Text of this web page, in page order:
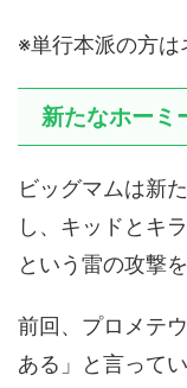
※単行本派の方は
新たなホーミ
ビッグマムは新
し、キッドとキ
という雷の攻撃
前回、プロメテ
ある」と言ってい